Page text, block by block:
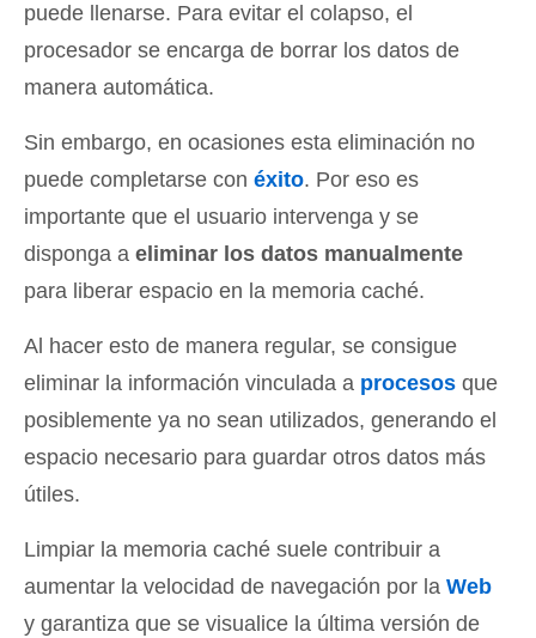
puede llenarse. Para evitar el colapso, el
procesador se encarga de borrar los datos de
manera automática.
Sin embargo, en ocasiones esta eliminación no
puede completarse con éxito. Por eso es
importante que el usuario intervenga y se
disponga a eliminar los datos manualmente
para liberar espacio en la memoria caché.
Al hacer esto de manera regular, se consigue
eliminar la información vinculada a procesos que
posiblemente ya no sean utilizados, generando el
espacio necesario para guardar otros datos más
útiles.
Limpiar la memoria caché suele contribuir a
aumentar la velocidad de navegación por la Web
y garantiza que se visualice la última versión de